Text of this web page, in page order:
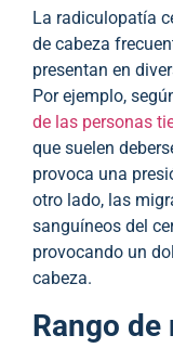
La radiculopatía
de cabeza
presentan en
Por ejemplo,
de las personas
que suelen
provoca una
otro lado, las
sanguíneos del
provocando un
cabeza.
Rango